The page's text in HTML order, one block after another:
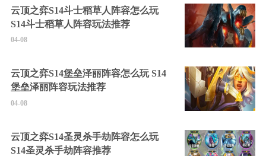
云顶之弈S14斗士稻草人阵容怎么玩
S14斗士稻草人阵容玩法推荐
04-08
云顶之弈S14堡垒泽丽阵容怎么玩 S14
堡垒泽丽阵容玩法推荐
04-08
云顶之弈S14圣灵杀手劫阵容怎么玩
S14圣灵杀手劫阵容推荐